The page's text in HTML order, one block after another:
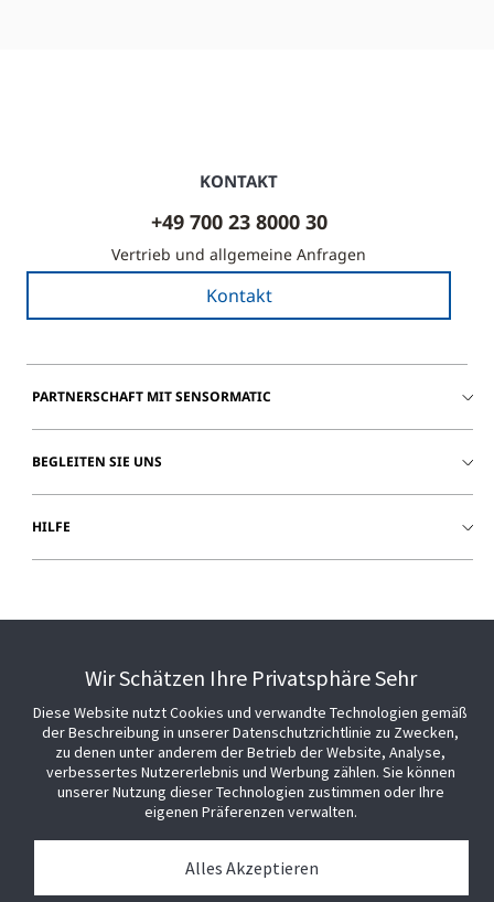
KONTAKT
+49 700 23 8000 30
Vertrieb und allgemeine Anfragen
Kontakt
PARTNERSCHAFT MIT SENSORMATIC
BEGLEITEN SIE UNS
HILFE
Wir Schätzen Ihre Privatsphäre Sehr
Diese Website nutzt Cookies und verwandte Technologien gemäß
der Beschreibung in unserer Datenschutzrichtlinie zu Zwecken,
zu denen unter anderem der Betrieb der Website, Analyse,
verbessertes Nutzererlebnis und Werbung zählen. Sie können
unserer Nutzung dieser Technologien zustimmen oder Ihre
eigenen Präferenzen verwalten.
Alles Akzeptieren